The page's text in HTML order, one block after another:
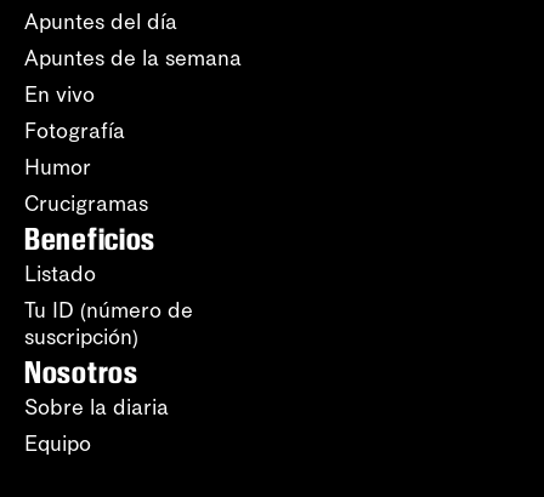
Apuntes del día
Apuntes de la semana
En vivo
Fotografía
Humor
Crucigramas
Beneficios
Listado
Tu ID (número de
suscripción)
Nosotros
Sobre la diaria
Equipo